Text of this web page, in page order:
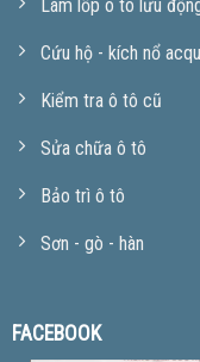
Làm lốp ô tô lưu
Cứu hộ - kích nổ
Kiểm tra ô tô cũ
Sửa chữa ô tô
Bảo trì ô tô
Sơn - gò - hàn
FACEBOOK